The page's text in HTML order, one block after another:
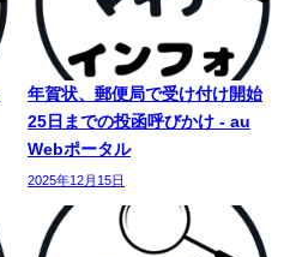
年賀状、郵便局で受け付け開始
25日までの投函呼びかけ - au
Webポータル
2025年12月15日